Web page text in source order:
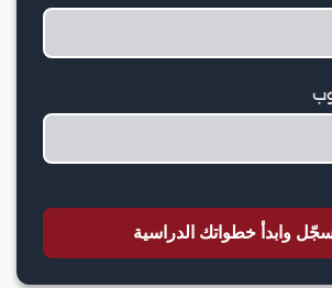
وابدأ خطواتك الدراسية